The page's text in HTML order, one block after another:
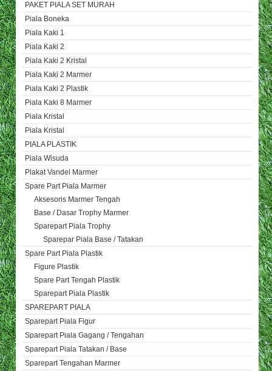
PAKET PIALA SET MURAH
Piala Boneka
Piala Kaki 1
Piala Kaki 2
Piala Kaki 2 Kristal
Piala Kaki 2 Marmer
Piala Kaki 2 Plastik
Piala Kaki 8 Marmer
Piala Kristal
Piala Kristal
PIALA PLASTIK
Piala Wisuda
Plakat Vandel Marmer
Spare Part Piala Marmer
Aksesoris Marmer Tengah
Base / Dasar Trophy Marmer
Sparepart Piala Trophy
Sparepar Piala Base / Tatakan
Spare Part Piala Plastik
Figure Plastik
Spare Part Tengah Plastik
Sparepart Piala Plastik
SPAREPART PIALA
Sparepart Piala Figur
Sparepart Piala Gagang / Tengahan
Sparepart Piala Tatakan / Base
Sparepart Tengahan Marmer